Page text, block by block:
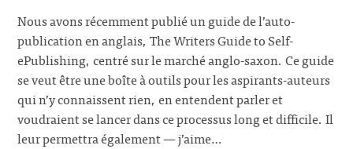
Nous avons récemment publié un guide de l’auto-
publication en anglais, The Writers Guide to Self-
ePublishing, centré sur le marché anglo-saxon. Ce guide
se veut être une boîte à outils pour les aspirants-auteurs
qui n’y connaissent rien, en entendent parler et
voudraient se lancer dans ce processus long et difficile. Il
leur permettra également — j’aime…